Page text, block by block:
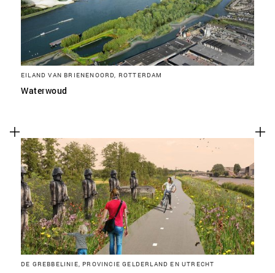
EILAND VAN BRIENENOORD, ROTTERDAM
Waterwoud
DE GREBBELINIE, PROVINCIE GELDERLAND EN UTRECHT